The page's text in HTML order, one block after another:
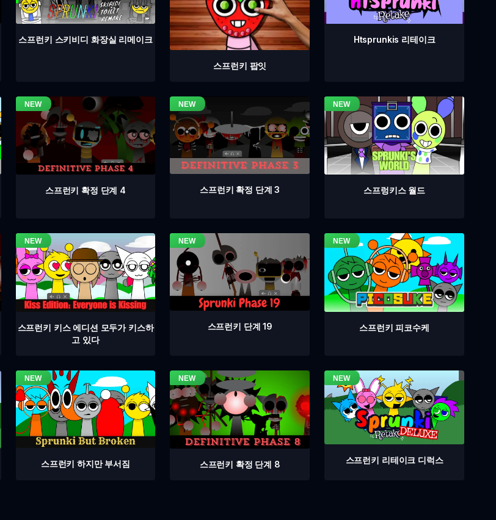
스프런키 스키비디 화장실 리메이크
스프런키 팝잇
Htsprunkis 리테이크
스프런키 확정 단계 4 스프런키 확정 단계 3 스프렁키스 월드
스프런키 키스 에디션 모두가 키스하
고 있다
스프런키 단계 19 스프런키 피코수케
스프런키 하지만 부서짐 스프런키 확정 단계 8 스프런키 리테이크 디럭스